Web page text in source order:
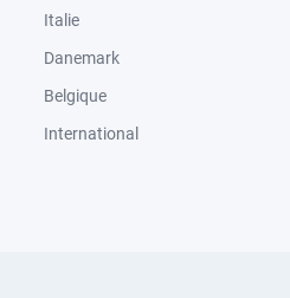
Italie
Danemark
Belgique
International